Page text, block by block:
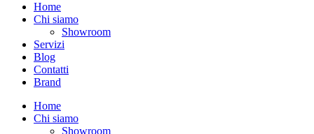
Home
Chi siamo
Showroom
Servizi
Blog
Contatti
Brand
Home
Chi siamo
Showroom